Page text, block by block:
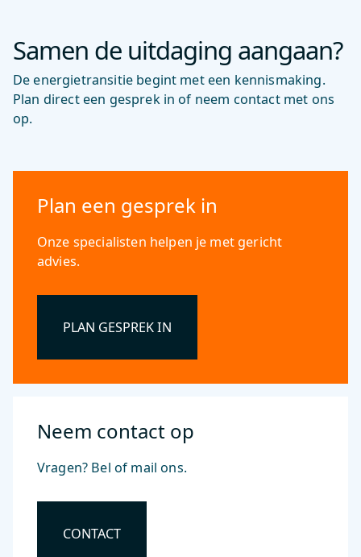
Samen de uitdaging aangaan?
De energietransitie begint met een kennismaking.
Plan direct een gesprek in of neem contact met ons
op.
Plan een gesprek in
Onze specialisten helpen je met gericht
advies.
PLAN GESPREK IN
Neem contact op
Vragen? Bel of mail ons.
CONTACT